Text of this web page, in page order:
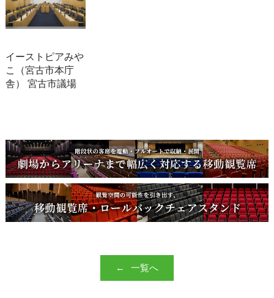
イーストピアみや
こ（宮古市本庁
舎） 宮古市議場
一覧へ